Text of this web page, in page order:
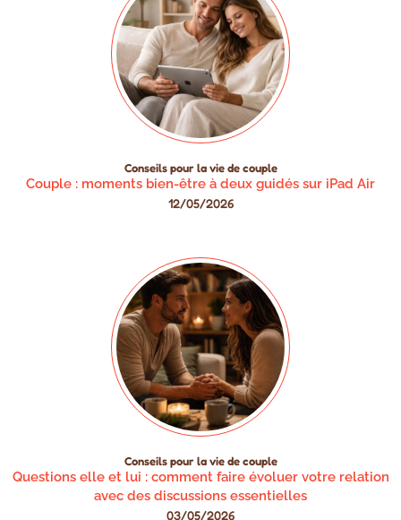
Conseils pour la vie de couple
Couple : moments bien-être à deux guidés sur iPad Air
12/05/2026
Conseils pour la vie de couple
Questions elle et lui : comment faire évoluer votre relation
avec des discussions essentielles
03/05/2026